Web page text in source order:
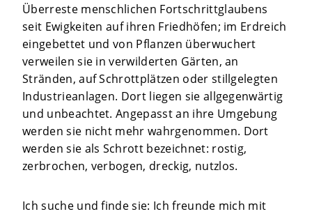
Überreste menschlichen Fortschrittglaubens
seit Ewigkeiten auf ihren Friedhöfen; im Erdreich
eingebettet und von Pflanzen überwuchert
verweilen sie in verwilderten Gärten, an
Stränden, auf Schrottplätzen oder stillgelegten
Industrieanlagen. Dort liegen sie allgegenwärtig
und unbeachtet. Angepasst an ihre Umgebung
werden sie nicht mehr wahrgenommen. Dort
werden sie als Schrott bezeichnet: rostig,
zerbrochen, verbogen, dreckig, nutzlos.
Ich suche und finde sie: Ich freunde mich mit